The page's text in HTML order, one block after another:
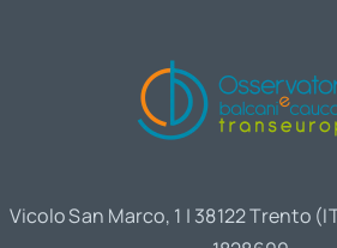
Vicolo San Marco, 1 | 38122 Trento